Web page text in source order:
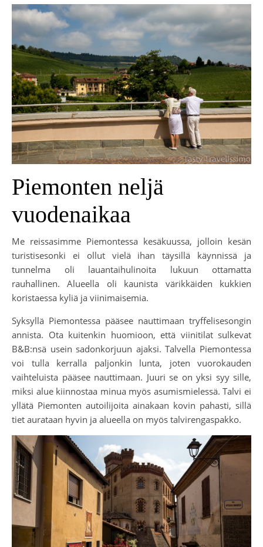
Piemonten neljä
vuodenaikaa
Me reissasimme Piemontessa kesäkuussa, jolloin kesän
turistisesonki ei ollut vielä ihan täysillä käynnissä ja
tunnelma oli lauantaihulinoita lukuun ottamatta
rauhallinen. Alueella oli kaunista värikkäiden kukkien
koristaessa kyliä ja viinimaisemia.
Syksyllä Piemontessa pääsee nauttimaan tryffelisesongin
annista. Ota kuitenkin huomioon, että viinitilat sulkevat
B&B:nsä usein sadonkorjuun ajaksi. Talvella Piemontessa
voi tulla kerralla paljonkin lunta, joten vuorokauden
vaihteluista pääsee nauttimaan. Juuri se on yksi syy sille,
miksi alue kiinnostaa minua myös asumismielessä. Talvi ei
yllätä Piemonten autoilijoita ainakaan kovin pahasti, sillä
tiet aurataan hyvin ja alueella on myös talvirengaspakko.